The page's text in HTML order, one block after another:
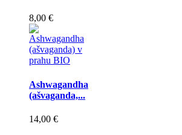
8,00 €
Ashwagandha
(ašvaganda,...
14,00 €